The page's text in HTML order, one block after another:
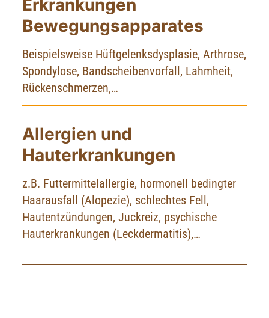
Erkrankungen
Bewegungsapparates
Beispielsweise Hüftgelenksdysplasie, Arthrose,
Spondylose, Bandscheibenvorfall, Lahmheit,
Rückenschmerzen,…
Allergien und
Hauterkrankungen
z.B. Futtermittelallergie, hormonell bedingter
Haarausfall (Alopezie), schlechtes Fell,
Hautentzündungen, Juckreiz, psychische
Hauterkrankungen (Leckdermatitis),…